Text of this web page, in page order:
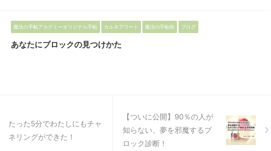
魔法の手帖アカデミーオリジナル手帖 カルネアワード 魔法の手帖術 ブログ
あなたにブロックの見つけかた
たった5分でわたしにもチャ
ネリングができた！
【ついに公開】90％の人が
知らない、夢を邪魔するブ
ロック診断！